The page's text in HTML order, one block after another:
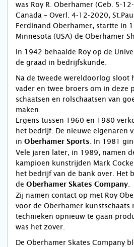
was Roy R. Oberhamer (Geb. 5-
Canada – Overl. 4-12-2020,
Ferdinand Oberhamer, startte in
Minnesota (USA) de Oberhamer
In 1942 behaalde Roy op de
de graad in bedrijfskunde.
Na de tweede wereldoorlog sloot
vader en twee broers om in deze
schaatsen en rolschaatsen van
maken.
Ergens tussen 1960 en 1980
het bedrijf. De nieuwe eigenaren
in Oberhamer Sports
. In 1981
Vele jaren later, in 1989, namen
kampioen kunstrijden Mark
het bedrijf van de bank over. Het
de Oberhamer Skates Company
Zij namen contact op met Roy
voor de Oberhamer kunstschaats
technieken opnieuw te gaan
was het zover.
De Oberhamer Skates Company